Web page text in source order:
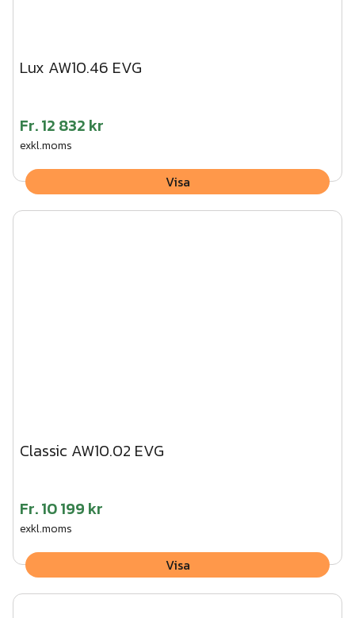
Lux AW10.46 EVG
Fr.12 832 kr
exkl.moms
Visa
Classic AW10.02 EVG
Fr.10 199 kr
exkl.moms
Visa